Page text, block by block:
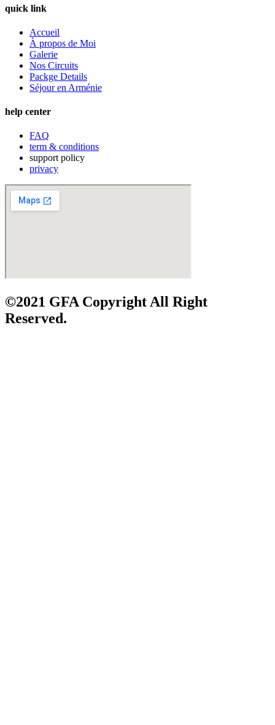
quick link
Accueil
À propos de Moi
Galerie
Nos Circuits
Packge Details
Séjour en Arménie
help center
FAQ
term & conditions
support policy
privacy
©2021 GFA Copyright All Right
Reserved.